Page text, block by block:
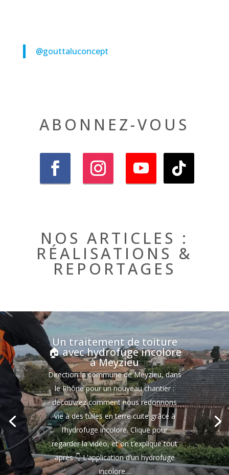
@gouttaluconcept
ABONNEZ-VOUS
NOS ARTICLES :
RÉALISATIONS &
REPORTAGES
Un traitement de toiture
🏠 avec hydrofuge incolore
à Meyzieu
Direction la commune de Meyzieu, dans
le Rhône pour un nouveau chantier :
découvrez comment nous redonnons
vie à des tuiles en terre cuite grâce à
l’hydrofuge incolore. Clique pour
regarder la vidéo, et on t’explique tout
après 👇 L’application d’un hydrofuge
incolore…